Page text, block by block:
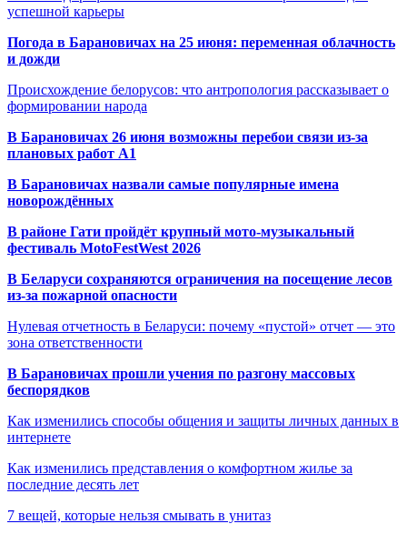
успешной карьеры
Погода в Барановичах на 25 июня: переменная облачность
и дожди
Происхождение белорусов: что антропология рассказывает о
формировании народа
В Барановичах 26 июня возможны перебои связи из-за
плановых работ A1
В Барановичах назвали самые популярные имена
новорождённых
В районе Гати пройдёт крупный мото-музыкальный
фестиваль MotoFestWest 2026
В Беларуси сохраняются ограничения на посещение лесов
из-за пожарной опасности
Нулевая отчетность в Беларуси: почему «пустой» отчет — это
зона ответственности
В Барановичах прошли учения по разгону массовых
беспорядков
Как изменились способы общения и защиты личных данных в
интернете
Как изменились представления о комфортном жилье за
последние десять лет
7 вещей, которые нельзя смывать в унитаз